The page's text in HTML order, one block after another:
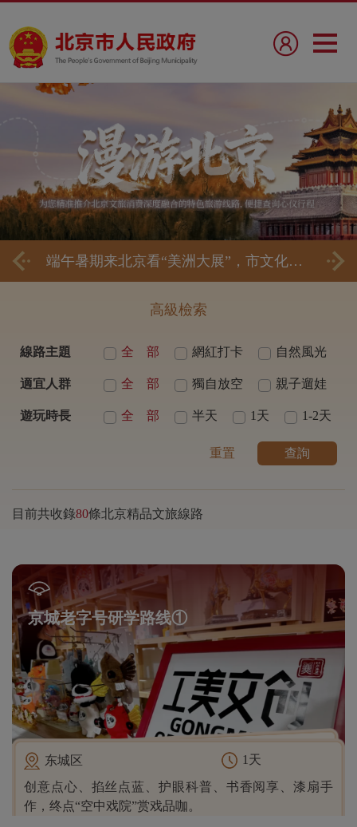
端午暑期来北京看“美洲大展”，市文化和旅游局发布10条“跟着展览游北京”主题线路 116个休闲园区+100条乡村游精品线路上线
高級檢索
線路主題 全 部 網紅打卡 自然風光
適宜人群 全 部 獨自放空 親子遛娃
遊玩時長 全 部 半天 1天 1-2天
重置 查詢
目前共收錄80條北京精品文旅線路
京城老字号研学路线①
东城区
1天
创意点心、掐丝点蓝、护眼科普、书香阅享、漆扇手
作，终点“空中戏院”赏戏品咖。